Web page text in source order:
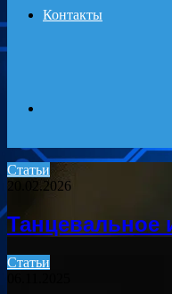
Контакты
for
Статьи
20.02.2026
Танцевальное
Статьи